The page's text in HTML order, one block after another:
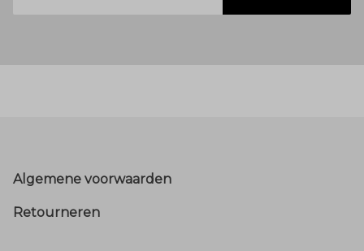
Footer
Algemene voorwaarden
Retourneren